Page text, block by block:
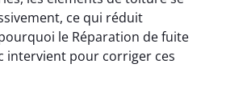
ce qui réduit
pourquoi le Réparation de fuite
intervient pour corriger ces